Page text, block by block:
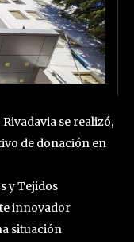
se realizó,
de donación en
y Tejidos
innovador
situación